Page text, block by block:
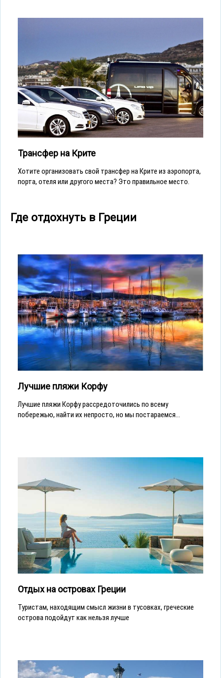
Трансфер на Крите
Хотите организовать свой трансфер на Крите из аэропорта,
порта, отеля или другого места? Это правильное место.
Где отдохнуть в Греции
Лучшие пляжи Корфу
Лучшие пляжи Корфу рассредоточились по всему
побережью, найти их непросто, но мы постараемся...
Отдых на островах Греции
Туристам, находящим смысл жизни в тусовках, греческие
острова подойдут как нельзя лучше